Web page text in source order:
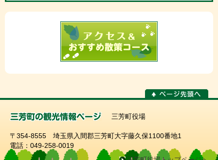
三芳町役場
〒354-8555 埼玉県入間郡三芳町大字藤久保1100番地1
電話：049-258-0019